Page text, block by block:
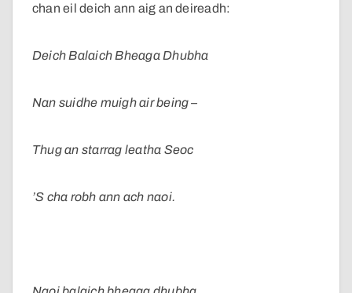
chan eil deich ann aig an deireadh:
Deich Balaich Bheaga Dhubha
Nan suidhe muigh air being –
Thug an starrag leatha Seoc
’S cha robh ann ach naoi.